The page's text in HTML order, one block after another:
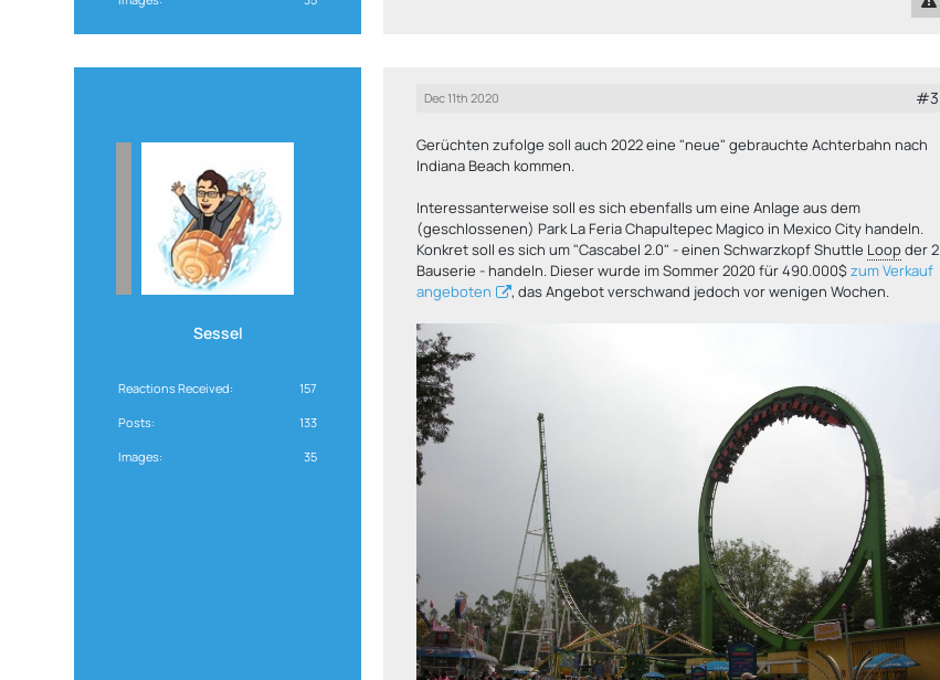
Sessel
Reactions Received 157
Posts 133
Images 35
Dec 11th 2020 #3
Gerüchten zufolge soll auch 2022 eine "neue" gebrauchte Achterbahn nach
Indiana Beach kommen.
Interessanterweise soll es sich ebenfalls um eine Anlage aus dem
(geschlossenen) Park La Feria Chapultepec Magico in Mexico City handeln.
Konkret soll es sich um "Cascabel 2.0" - einen Schwarzkopf Shuttle Loopder 2.
Bauserie - handeln. Dieser wurde im Sommer 2020 für 490.000$zum Verkauf
angeboten
, das Angebot verschwand jedoch vor wenigen Wochen.